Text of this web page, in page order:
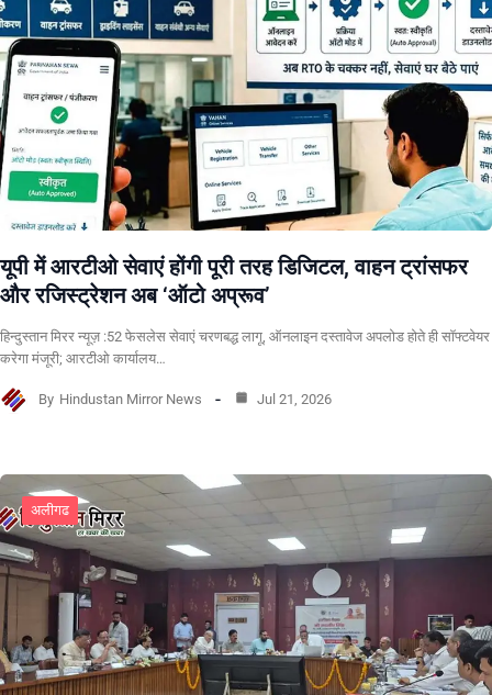
यूपी में आरटीओ सेवाएं होंगी पूरी तरह डिजिटल, वाहन ट्रांसफर
और रजिस्ट्रेशन अब ‘ऑटो अप्रूव’
हिन्दुस्तान मिरर न्यूज़ :52 फेसलेस सेवाएं चरणबद्ध लागू, ऑनलाइन दस्तावेज अपलोड होते ही सॉफ्टवेयर
करेगा मंजूरी; आरटीओ कार्यालय…
By Hindustan Mirror News Jul 21, 2026
अलीगढ